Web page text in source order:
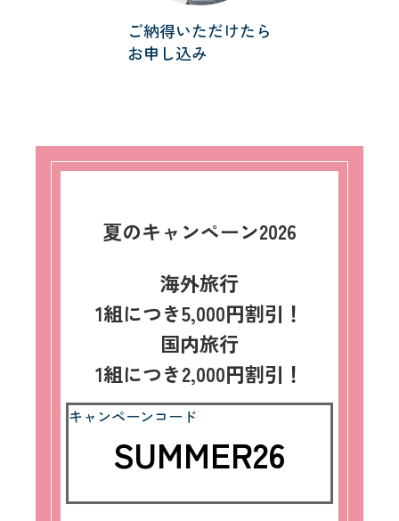
ご納得いただけたら
お申し込み
夏のキャンペーン2026
海外旅行
1組につき5,000円割引！
国内旅行
1組につき2,000円割引！
キャンペーンコード
SUMMER26